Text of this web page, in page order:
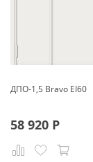
ДПО-1,5 Bravo EI60
58 920 Р